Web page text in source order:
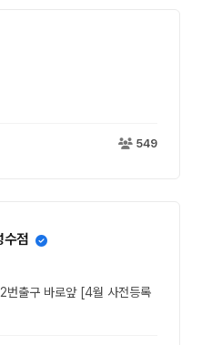
549
수점
로앞 [4월 사전등록